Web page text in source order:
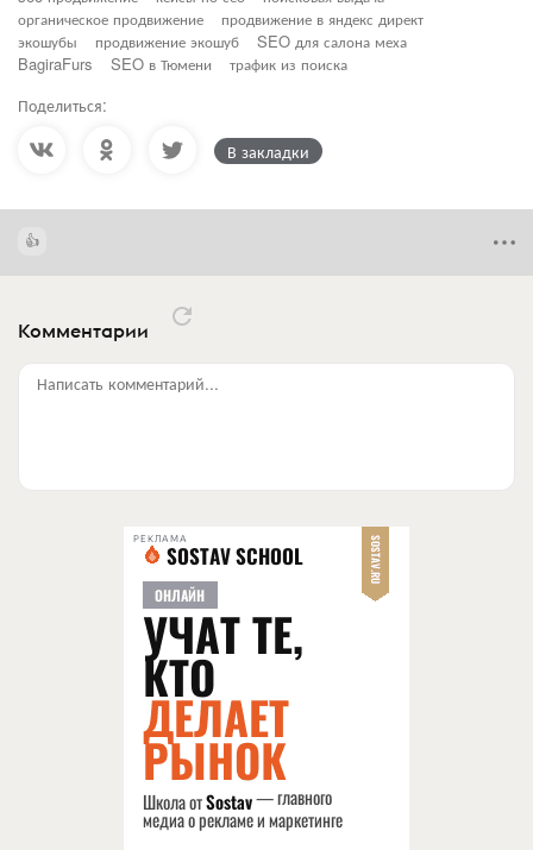
органическое продвижение
продвижение в яндекс директ
экошубы
продвижение экошуб
SEO для салона меха
BagiraFurs
SEO в Тюмени трафик из поиска
Поделиться:
В закладки
Комментарии
Написать комментарий...
РЕКЛАМА